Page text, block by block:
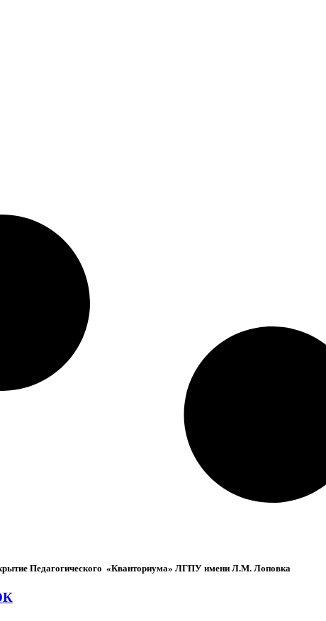
Педагогического «Кванториума» ЛГПУ имени Л.М. Лоповка